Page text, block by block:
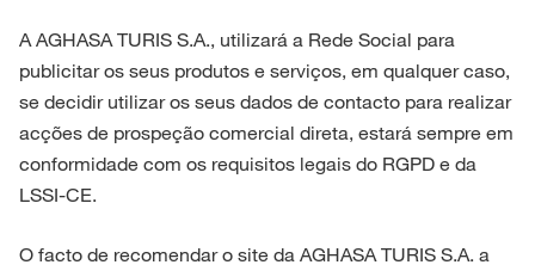
A AGHASA TURIS S.A., utilizará a Rede Social para
publicitar os seus produtos e serviços, em qualquer caso,
se decidir utilizar os seus dados de contacto para realizar
acções de prospeção comercial direta, estará sempre em
conformidade com os requisitos legais do RGPD e da
LSSI-CE.
O facto de recomendar o site da AGHASA TURIS S.A. a